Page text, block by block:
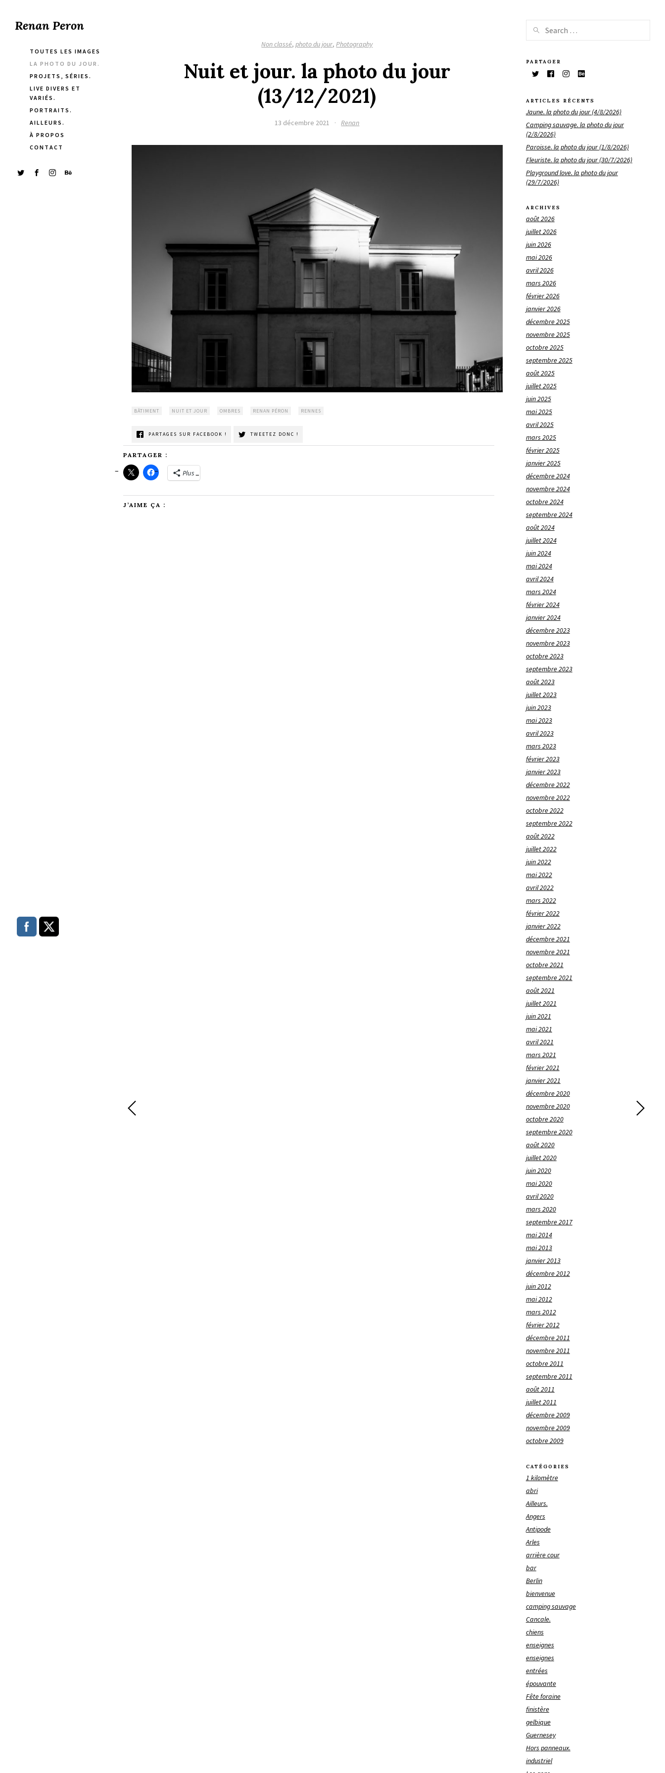
Renan Peron
TOUTES LES IMAGES
LA PHOTO DU JOUR.
PROJETS, SÉRIES.
LIVE DIVERS ET
VARIÉS.
PORTRAITS.
AILLEURS.
À PROPOS
CONTACT
Non classé,photo du jour,Photography
Nuit et jour. la photo du jour
(13/12/2021)
13 décembre 2021 · Renan
BÂTIMENT NUIT ET JOUR OMBRES RENAN PÉRON RENNES
PARTAGES SUR FACEBOOK ! TWEETEZ DONC !
PARTAGER :
Plus
J’AIME ÇA :
PARTAGER
ARTICLES RÉCENTS
Jaune. la photo du jour (4/8/2026)
Camping sauvage. la photo du jour
(2/8/2026)
Paroisse. la photo du jour (1/8/2026)
Fleuriste. la photo du jour (30/7/2026)
Playground love. la photo du jour
(29/7/2026)
ARCHIVES
août 2026
juillet 2026
juin 2026
mai 2026
avril 2026
mars 2026
février 2026
janvier 2026
décembre 2025
novembre 2025
octobre 2025
septembre 2025
août 2025
juillet 2025
juin 2025
mai 2025
avril 2025
mars 2025
février 2025
janvier 2025
décembre 2024
novembre 2024
octobre 2024
septembre 2024
août 2024
juillet 2024
juin 2024
mai 2024
avril 2024
mars 2024
février 2024
janvier 2024
décembre 2023
novembre 2023
octobre 2023
septembre 2023
août 2023
juillet 2023
juin 2023
mai 2023
avril 2023
mars 2023
février 2023
janvier 2023
décembre 2022
novembre 2022
octobre 2022
septembre 2022
août 2022
juillet 2022
juin 2022
mai 2022
avril 2022
mars 2022
février 2022
janvier 2022
décembre 2021
novembre 2021
octobre 2021
septembre 2021
août 2021
juillet 2021
juin 2021
mai 2021
avril 2021
mars 2021
février 2021
janvier 2021
décembre 2020
novembre 2020
octobre 2020
septembre 2020
août 2020
juillet 2020
juin 2020
mai 2020
avril 2020
mars 2020
septembre 2017
mai 2014
mai 2013
janvier 2013
décembre 2012
juin 2012
mai 2012
mars 2012
février 2012
décembre 2011
novembre 2011
octobre 2011
septembre 2011
août 2011
juillet 2011
décembre 2009
novembre 2009
octobre 2009
CATÉGORIES
1 kilomètre
abri
Ailleurs.
Angers
Antipode
Arles
arrière cour
bar
Berlin
bienvenue
camping sauvage
Cancale.
chiens
enseignes
enseignes
entrées
épouvante
Fête foraine
finistère
gelbique
Guernesey
Hors panneaux.
industriel